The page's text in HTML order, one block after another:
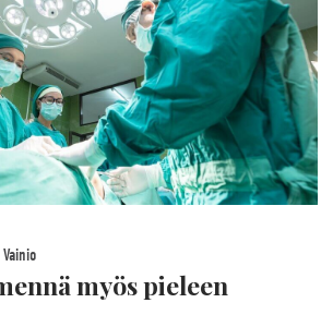
myös pieleen